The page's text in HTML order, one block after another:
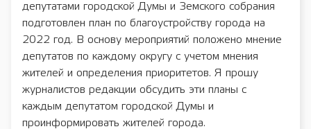
депутатами городской Думы и Земского собрания
подготовлен план по благоустройству города на
2022 год. В основу мероприятий положено мнение
депутатов по каждому округу с учетом мнения
жителей и определения приоритетов. Я прошу
журналистов редакции обсудить эти планы с
каждым депутатом городской Думы и
проинформировать жителей города.